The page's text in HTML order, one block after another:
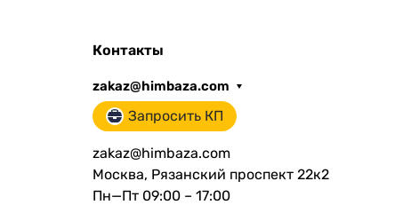
Контакты
zakaz@himbaza.com
Запросить КП
zakaz@himbaza.com
Москва, Рязанский проспект 22к2
Пн—Пт 09:00 – 17:00